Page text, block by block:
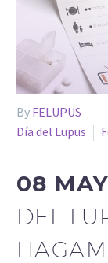
By FELUPUS
Día del Lupus
08
DEL